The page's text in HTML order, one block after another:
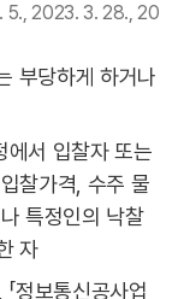
5., 2023. 3. 28., 20
부당하게 하거나
에서 입찰자 또는
찰가격, 수주 물
특정인의 낙찰
자
「정보통신공사업